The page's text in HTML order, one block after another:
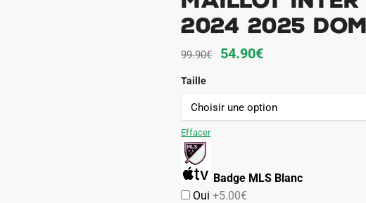
2024 2025
99.90€
Le
initial
était :
54.90€Le
actuel
est :
Taille
Effacer
Badge MLS Blanc
Oui+5.00€